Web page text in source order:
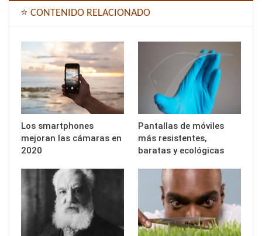
⭐ CONTENIDO RELACIONADO
Los smartphones
mejoran las cámaras en
2020
Pantallas de móviles
más resistentes,
baratas y ecológicas